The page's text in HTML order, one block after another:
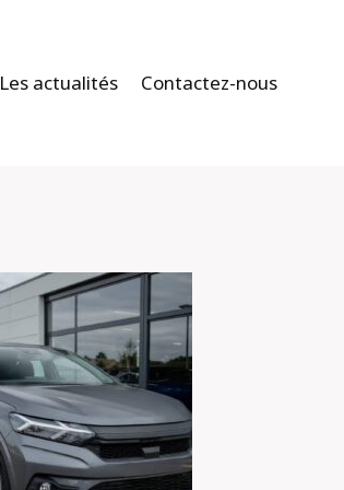
Les actualités Contactez-nous